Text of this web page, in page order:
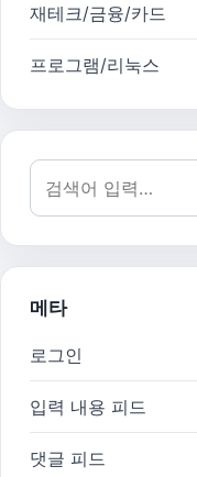
재테크/금융/카드
프로그램/리눅스
검색어:
메타
로그인
입력 내용 피드
댓글 피드